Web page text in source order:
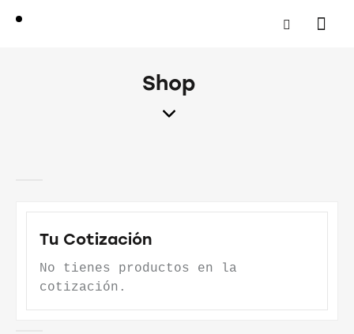
Shop
Tu Cotización
No tienes productos en la
cotización.